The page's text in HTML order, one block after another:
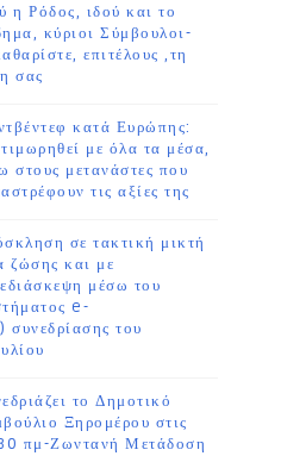
η Ρόδος, ιδού και το
κύριοι Σύμβουλοι-
επιτέλους ,τη
σας
κατά Ευρώπης:
με όλα τα μέσα,
στους μετανάστες που
τις αξίες της
σε τακτική μικτή
ζώσης και με
μέσω του
e-
του
το Δημοτικό
Ξηρομέρου στις
πμ-Ζωντανή Μετάδοση